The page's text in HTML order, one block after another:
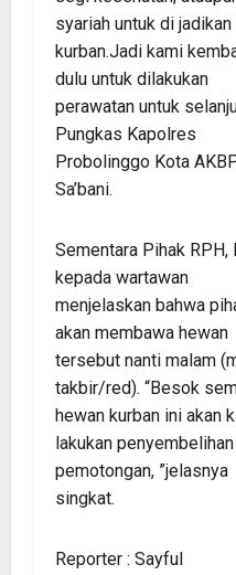
syariah untuk di jadikan
kurban.Jadi kami
dulu untuk dilakukan
perawatan untuk
Pungkas Kapolres
Probolinggo Kota
Sa’bani.
Sementara Pihak RPH,
kepada wartawan
menjelaskan bahwa
akan membawa hewan
tersebut nanti malam
takbir/red). “Besok
hewan kurban ini akan
lakukan
pemotongan, ”jelasnya
singkat.
Reporter : Sayful